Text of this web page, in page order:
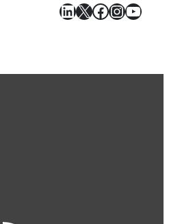
LinkedIn
X Facebook